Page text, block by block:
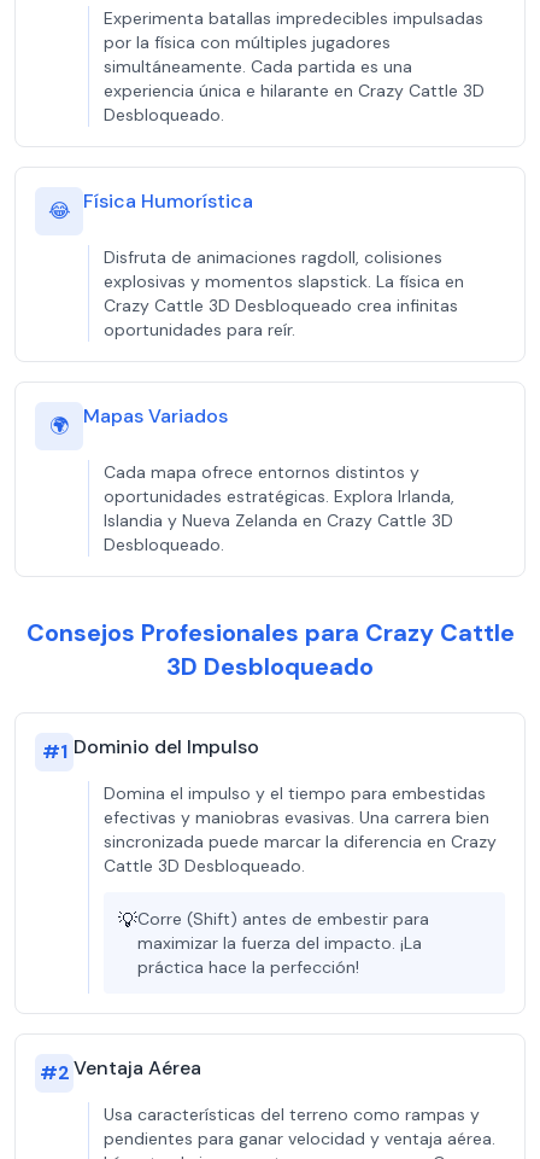
Experimenta batallas impredecibles impulsadas
por la física con múltiples jugadores
simultáneamente. Cada partida es una
experiencia única e hilarante en Crazy Cattle 3D
Desbloqueado.
😂 Física Humorística
Disfruta de animaciones ragdoll, colisiones
explosivas y momentos slapstick. La física en
Crazy Cattle 3D Desbloqueado crea infinitas
oportunidades para reír.
🌍 Mapas Variados
Cada mapa ofrece entornos distintos y
oportunidades estratégicas. Explora Irlanda,
Islandia y Nueva Zelanda en Crazy Cattle 3D
Desbloqueado.
Consejos Profesionales para Crazy Cattle
3D Desbloqueado
#1 Dominio del Impulso
Domina el impulso y el tiempo para embestidas
efectivas y maniobras evasivas. Una carrera bien
sincronizada puede marcar la diferencia en Crazy
Cattle 3D Desbloqueado.
💡Corre (Shift) antes de embestir para
maximizar la fuerza del impacto. ¡La
práctica hace la perfección!
#2Ventaja Aérea
Usa características del terreno como rampas y
pendientes para ganar velocidad y ventaja aérea.